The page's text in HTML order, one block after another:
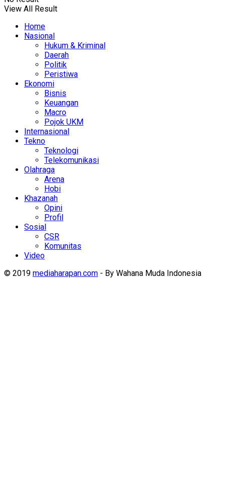
View All Result
Home
Nasional
Hukum & Kriminal
Daerah
Politik
Peristiwa
Ekonomi
Bisnis
Keuangan
Macro
Pojok UKM
Internasional
Tekno
Teknologi
Telekomunikasi
Olahraga
Arena
Hobi
Khazanah
Opini
Profil
Sosial
CSR
Komunitas
Video
© 2019 mediaharapan.com - By Wahana Muda Indonesia